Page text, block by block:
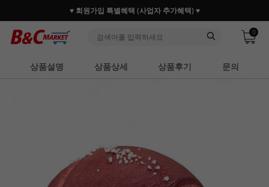
♥ 회원가입 특별혜택 (사업자 추가혜택) ♥
0
상품설명 상품상세 상품후기 문의